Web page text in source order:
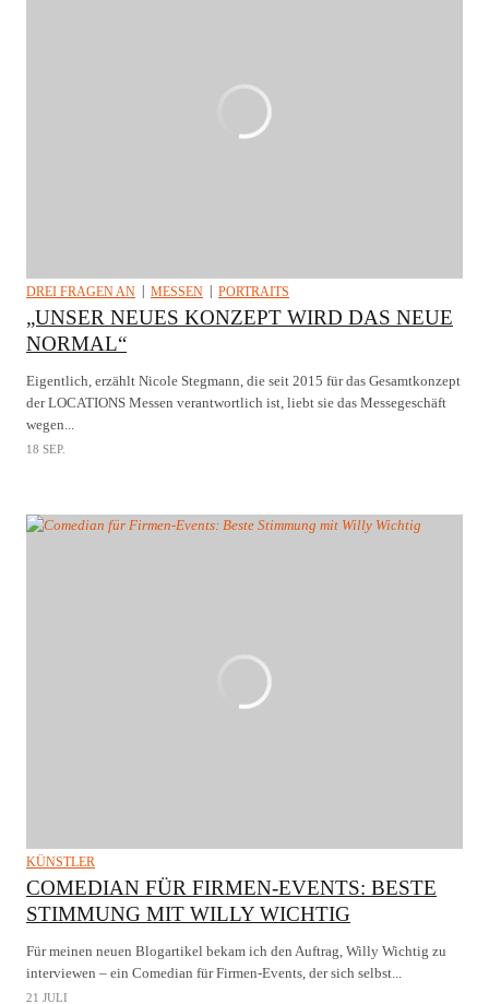
DREI FRAGEN AN MESSEN PORTRAITS
„UNSER NEUES KONZEPT WIRD DAS NEUE
NORMAL“
Eigentlich, erzählt Nicole Stegmann, die seit 2015 für das Gesamtkonzept
der LOCATIONS Messen verantwortlich ist, liebt sie das Messegeschäft
wegen...
18 SEP.
KÜNSTLER
COMEDIAN FÜR FIRMEN-EVENTS: BESTE
STIMMUNG MIT WILLY WICHTIG
Für meinen neuen Blogartikel bekam ich den Auftrag, Willy Wichtig zu
interviewen – ein Comedian für Firmen-Events, der sich selbst...
21 JULI